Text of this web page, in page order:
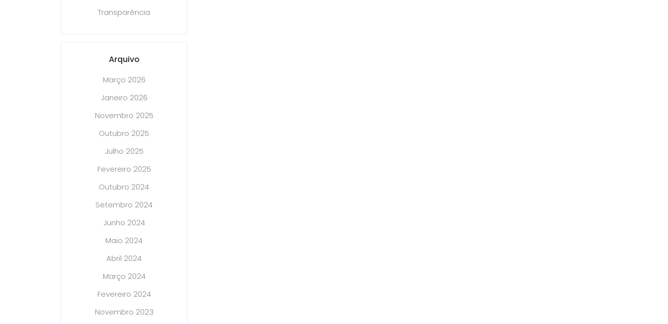
Transparência
Arquivo
Março 2026
Janeiro 2026
Novembro 2025
Outubro 2025
Julho 2025
Fevereiro 2025
Outubro 2024
Setembro 2024
Junho 2024
Maio 2024
Abril 2024
Março 2024
Fevereiro 2024
Novembro 2023